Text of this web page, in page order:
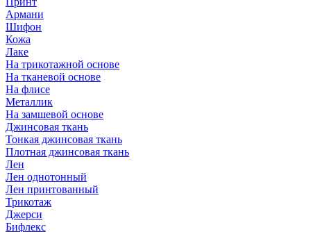
Армани
Шифон
Кожа
Лаке
На трикотажной основе
На тканевой основе
На флисе
Металлик
На замшевой основе
Джинсовая ткань
Тонкая джинсовая ткань
Плотная джинсовая ткань
Лен
Лен однотонный
Лен принтованный
Трикотаж
Джерси
Бифлекс